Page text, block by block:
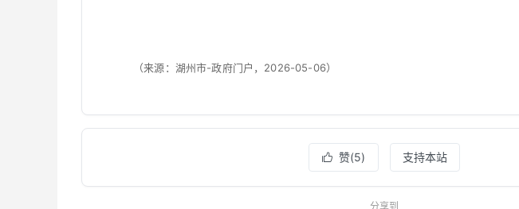
（来源：湖州市-政府门户，2026-05-06）
 赞(5) 支持本站
分享到